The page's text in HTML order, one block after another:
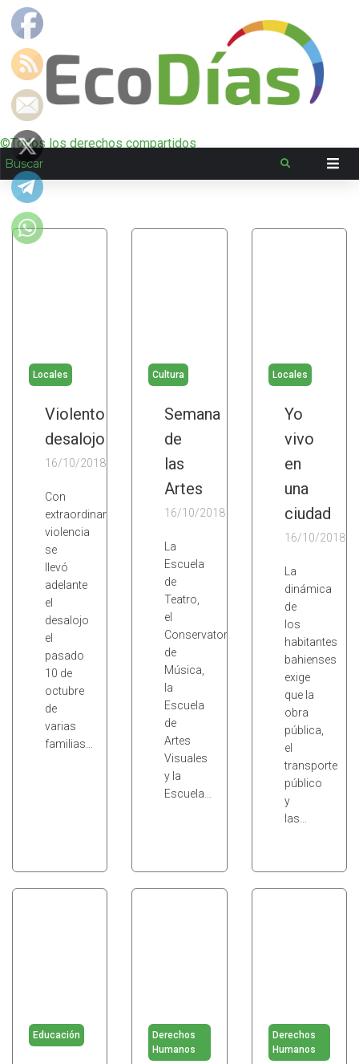
©Todos los derechos compartidos
Locales
Violento
desalojo
16/10/2018
Con
extraordinaria
violencia
se
llevó
adelante
el
desalojo
el
pasado
10 de
octubre
de
varias
familias…
Cultura
Semana
de
las
Artes
16/10/2018
La
Escuela
de
Teatro,
el
Conservatorio
de
Música,
la
Escuela
de
Artes
Visuales
y la
Escuela…
Locales
Yo
vivo
en
una
ciudad
16/10/2018
La
dinámica
de
los
habitantes
bahienses
exige
que la
obra
pública,
el
transporte
público
y
las…
Educación
Derechos
Humanos
Derechos
Humanos